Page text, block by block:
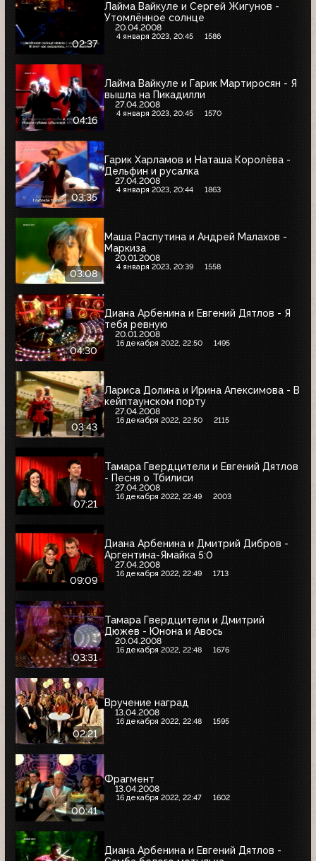
02:37
Лайма Вайкуле и Сергей Жигунов -
Утомлённое солнце
20.04.2008
4 января 2023, 20:45 1586
04:16
Лайма Вайкуле и Гарик Мартиросян - Я
вышла на Пикадилли
27.04.2008
4 января 2023, 20:45 1570
03:35
Гарик Харламов и Наташа Королёва -
Дельфин и русалка
27.04.2008
4 января 2023, 20:44 1863
03:08
Маша Распутина и Андрей Малахов -
Маркиза
20.01.2008
4 января 2023, 20:39 1558
04:30
Диана Арбенина и Евгений Дятлов - Я
тебя ревную
20.01.2008
16 декабря 2022, 22:50 1495
03:43
Лариса Долина и Ирина Апексимова - В
кейптаунском порту
27.04.2008
16 декабря 2022, 22:50 2115
07:21
Тамара Гвердцители и Евгений Дятлов
- Песня о Тбилиси
27.04.2008
16 декабря 2022, 22:49 2003
09:09
Диана Арбенина и Дмитрий Дибров -
Аргентина-Ямайка 5:0
27.04.2008
16 декабря 2022, 22:49 1713
03:31
Тамара Гвердцители и Дмитрий
Дюжев - Юнона и Авось
20.04.2008
16 декабря 2022, 22:48 1676
02:21
Вручение наград
13.04.2008
16 декабря 2022, 22:48 1595
00:41
Фрагмент
13.04.2008
16 декабря 2022, 22:47 1602
Диана Арбенина и Евгений Дятлов -